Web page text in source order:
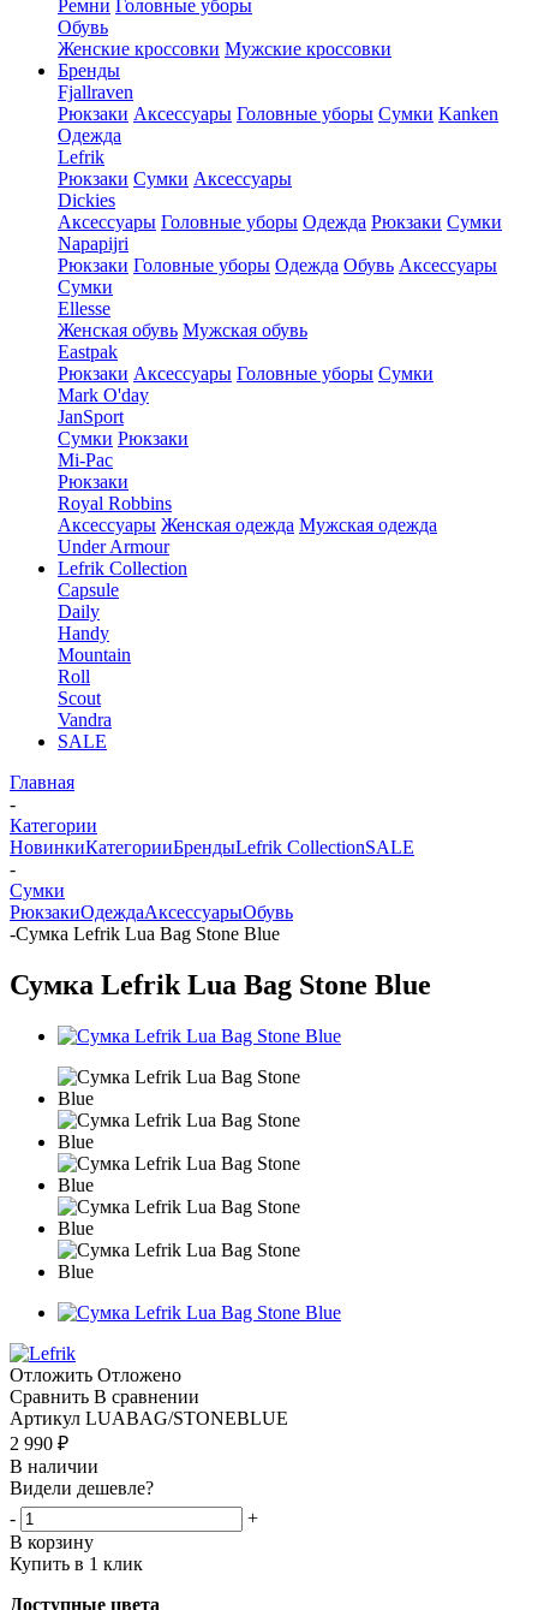
Ремни Головные уборы
Обувь
Женские кроссовки Мужские кроссовки
Бренды
Fjallraven
Рюкзаки Аксессуары Головные уборы Сумки Kanken
Одежда
Lefrik
Рюкзаки Сумки Аксессуары
Dickies
Аксессуары Головные уборы Одежда Рюкзаки Сумки
Napapijri
Рюкзаки Головные уборы Одежда Обувь Аксессуары
Сумки
Ellesse
Женская обувь Мужская обувь
Eastpak
Рюкзаки Аксессуары Головные уборы Сумки
Mark O'day
JanSport
Сумки Рюкзаки
Mi-Pac
Рюкзаки
Royal Robbins
Аксессуары Женская одежда Мужская одежда
Under Armour
Lefrik Collection
Capsule
Daily
Handy
Mountain
Roll
Scout
Vandra
SALE
Главная
-
Категории
НовинкиКатегорииБрендыLefrik CollectionSALE
-
Сумки
РюкзакиОдеждаАксессуарыОбувь
-Сумка Lefrik Lua Bag Stone Blue
Сумка Lefrik Lua Bag Stone Blue
Отложить Отложено
Сравнить В сравнении
Артикул LUABAG/STONEBLUE
2 990 ₽
В наличии
Видели дешевле?
-
+
В корзину
Купить в 1 клик
Доступные цвета